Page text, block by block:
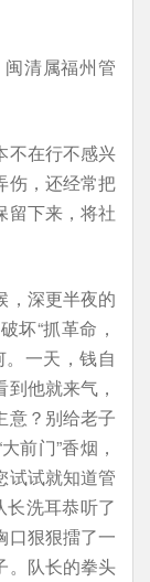
清属福州管
不在行不感兴
伤，还经常把
留下来，将社
，深更半夜的
坏“抓革命，
一天，钱自
他就来气，
意？别给老子
前门”香烟，
试试就知道管
长洗耳恭听了
口狠狠擂了一
。队长的拳头